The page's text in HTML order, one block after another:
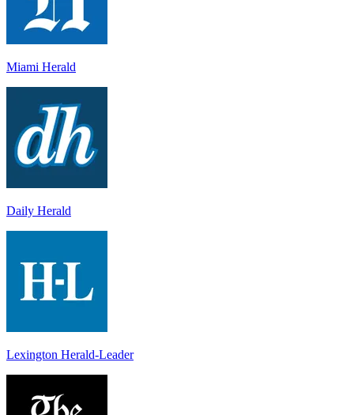
Miami Herald
Daily Herald
Lexington Herald-Leader